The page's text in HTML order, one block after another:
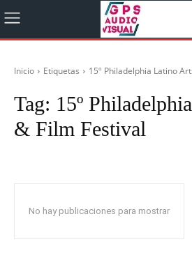
Inicio Etiquetas 15º Philadelphia Latino
Tag: 15º
& Film Festival
No hay publicaciones para mostrar